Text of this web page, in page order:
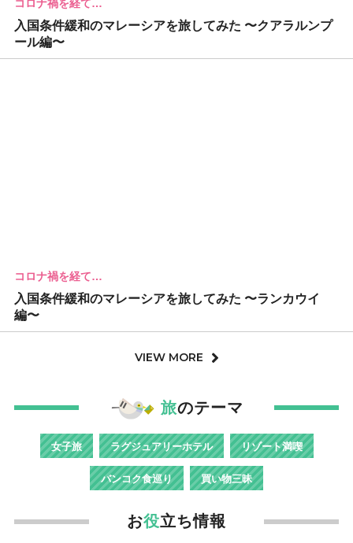
コロナ禍を経て…
入国条件緩和のマレーシアを旅してみた 〜クアラルンプ
ール編〜
コロナ禍を経て…
入国条件緩和のマレーシアを旅してみた 〜ランカウイ
編〜
VIEW MORE
旅のテーマ
女子旅 ラグジュアリーホテル リゾート満喫
バンコク食巡り 買い物三昧
お役立ち情報